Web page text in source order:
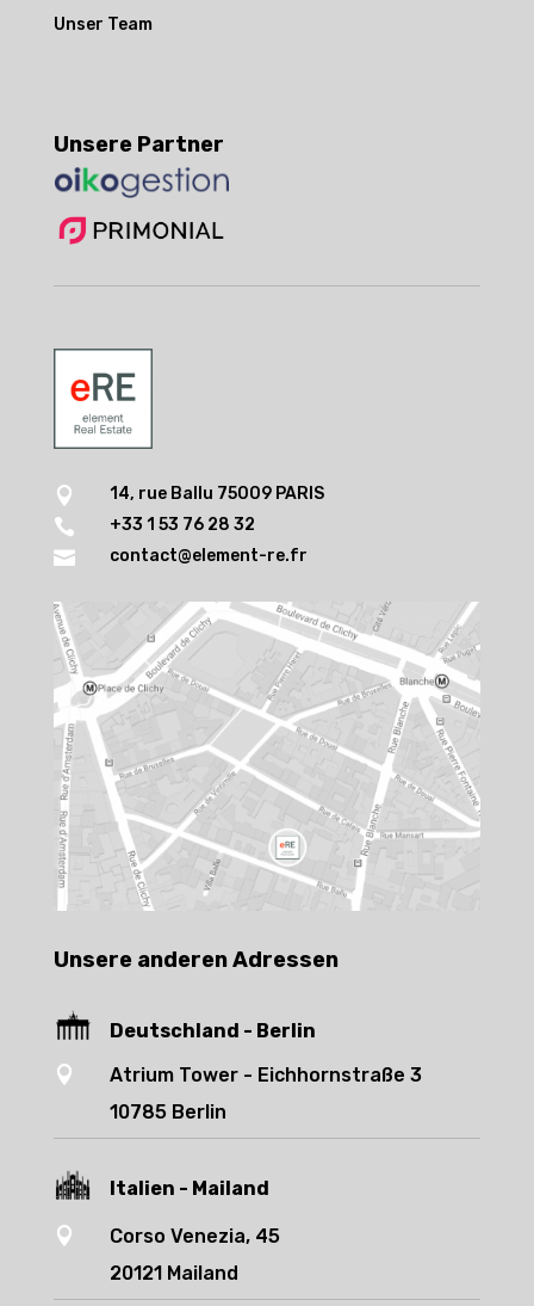
Unser Team
Unsere Partner
 14, rue Ballu 75009 PARIS
 +33 1 53 76 28 32
 contact@element-re.fr
Unsere anderen Adressen
Deutschland - Berlin

Atrium Tower - Eichhornstraße 3
10785 Berlin
Italien - Mailand

Corso Venezia, 45
20121 Mailand